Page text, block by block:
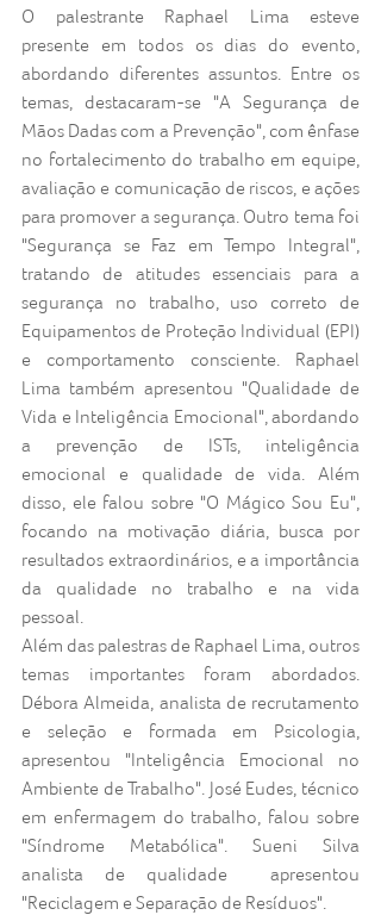
O palestrante Raphael Lima esteve
presente em todos os dias do evento,
abordando diferentes assuntos. Entre os
temas, destacaram-se "A Segurança de
Mãos Dadas com a Prevenção", com ênfase
no fortalecimento do trabalho em equipe,
avaliação e comunicação de riscos, e ações
para promover a segurança. Outro tema foi
"Segurança se Faz em Tempo Integral",
tratando de atitudes essenciais para a
segurança no trabalho, uso correto de
Equipamentos de Proteção Individual (EPI)
e comportamento consciente. Raphael
Lima também apresentou "Qualidade de
Vida e Inteligência Emocional", abordando
a prevenção de ISTs, inteligência
emocional e qualidade de vida. Além
disso, ele falou sobre "O Mágico Sou Eu",
focando na motivação diária, busca por
resultados extraordinários, e a importância
da qualidade no trabalho e na vida
pessoal.
Além das palestras de Raphael Lima, outros
temas importantes foram abordados.
Débora Almeida, analista de recrutamento
e seleção e formada em Psicologia,
apresentou "Inteligência Emocional no
Ambiente de Trabalho". José Eudes, técnico
em enfermagem do trabalho, falou sobre
"Síndrome Metabólica". Sueni Silva
analista de qualidade  apresentou
"Reciclagem e Separação de Resíduos".